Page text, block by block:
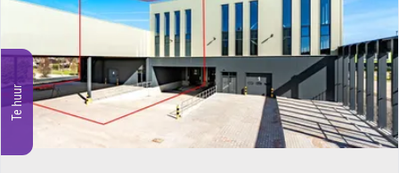
Te huur